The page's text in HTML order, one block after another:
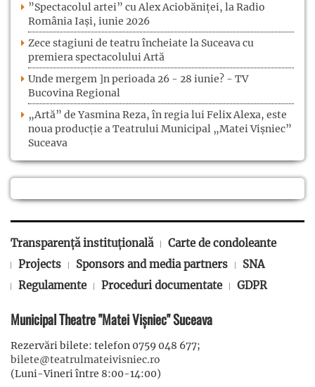
”Spectacolul artei” cu Alex Aciobăniței, la Radio
România Iași, iunie 2026
Zece stagiuni de teatru încheiate la Suceava cu
premiera spectacolului Artă
Unde mergem ]n perioada 26 - 28 iunie? - TV
Bucovina Regional
„Artă” de Yasmina Reza, în regia lui Felix Alexa, este
noua producție a Teatrului Municipal „Matei Vișniec”
Suceava
Transparență instituțională
Carte de condoleante
Projects
Sponsors and media partners
SNA
Regulamente
Proceduri documentate GDPR
Municipal Theatre "Matei Vișniec" Suceava
Rezervări bilete: telefon 0759 048 677;
bilete@teatrulmateivisniec.ro
(Luni-Vineri între 8:00-14:00)